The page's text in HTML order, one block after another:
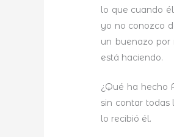
lo que cuando
yo no conozco
un buenazo por
está haciendo.
¿Qué ha hecho
sin contar todas
lo recibió él.